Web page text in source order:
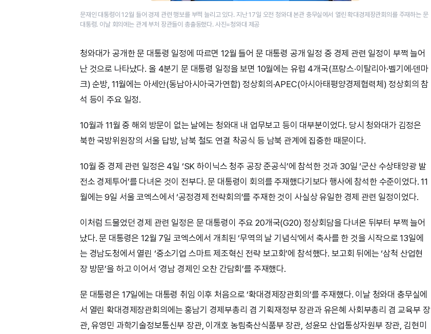
문재인 대통령이 12월 들어 경제 관련 행보를 부쩍 늘리고 있다. 지난 17일 오전 청와대 본관 충무실에서 열린 확대경제장관회의를 주재하는 문
대통령. 이날 회의에는 관계 부처 장관들이 총출동했다. 사진=청와대 제공
청와대가 공개한 문 대통령 일정에 따르면 12월 들어 문 대통령 공개 일정 중 경제 관련 일정이 부쩍 늘어
난 것으로 나타났다. 올 4분기 문 대통령 일정을 보면 10월에는 유럽 4개국(프랑스·이탈리아·벨기에·덴마
크) 순방, 11월에는 아세안(동남아시아국가연합) 정상회의·APEC(아시아태평양경제협력체) 정상회의 참
석 등이 주요 일정.
10월과 11월 중 해외 방문이 없는 날에는 청와대 내 업무보고 등이 대부분이었다. 당시 청와대가 김정은
북한 국방위원장의 서울 답방, 남북 철도 연결 착공식 등 남북 관계에 집중한 때문이다.
10월 중 경제 관련 일정은 4일 ‘SK 하이닉스 청주 공장 준공식’에 참석한 것과 30일 ‘군산 수상태양광 발
전소 경제투어’를 다녀온 것이 전부다. 문 대통령이 회의를 주재했다기보다 행사에 참석한 수준이었다. 11
월에는 9일 서울 코엑스에서 ‘공정경제 전략회의’를 주재한 것이 사실상 유일한 경제 관련 일정이었다.
이처럼 드물었던 경제 관련 일정은 문 대통령이 주요 20개국(G20) 정상회담을 다녀온 뒤부터 부쩍 늘어
났다. 문 대통령은 12월 7일 코엑스에서 개최된 ‘무역의 날 기념식’에서 축사를 한 것을 시작으로 13일에
는 경남도청에서 열린 ‘중소기업 스마트 제조혁신 전략 보고회’에 참석했다. 보고회 뒤에는 ‘삼척 산업현
장 방문’을 하고 이어서 ‘경남 경제인 오찬 간담회’를 주재했다.
문 대통령은 17일에는 대통령 취임 이후 처음으로 ‘확대경제장관회의’를 주재했다. 이날 청와대 충무실에
서 열린 확대경제장관회의에는 홍남기 경제부총리 겸 기획재정부 장관과 유은혜 사회부총리 겸 교육부 장
관, 유영민 과학기술정보통신부 장관, 이개호 농림축산식품부 장관, 성윤모 산업통상자원부 장관, 김현미